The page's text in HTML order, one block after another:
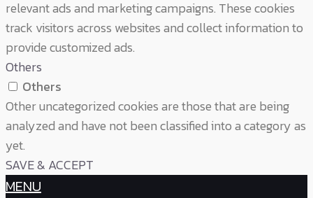
relevant ads and marketing campaigns. These cookies
track visitors across websites and collect information to
provide customized ads.
Others
Others
Other uncategorized cookies are those that are being
analyzed and have not been classified into a category as
yet.
SAVE & ACCEPT
MENU